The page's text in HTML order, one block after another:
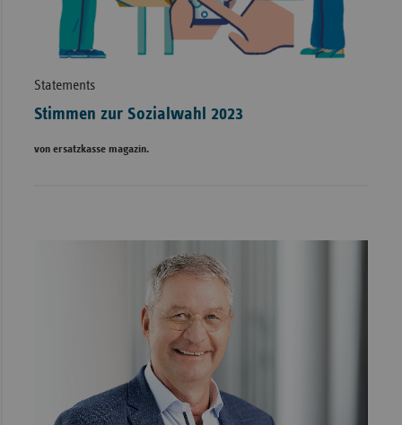
Statements
Stimmen zur Sozialwahl 2023
von ersatzkasse magazin.